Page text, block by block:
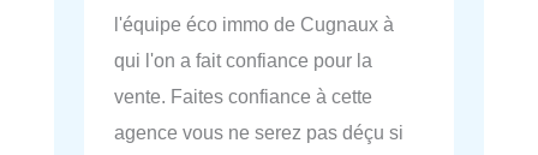
l'équipe éco immo de Cugnaux à
qui l'on a fait confiance pour la
vente. Faites confiance à cette
agence vous ne serez pas déçu si